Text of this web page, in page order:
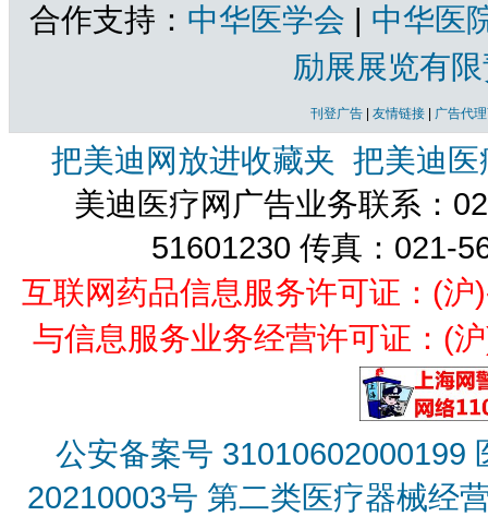
合作支持： 中华医学会 | 中华医
励展展览有
刊登广告 友情链接 广告代
把美迪网放进收藏夹 把美迪
美迪医疗网广告业务联系：
51601230 传真：021-
互联网药品信息服务许可证：(
与信息服务业务经营许可证：(
公安备案号 31010602000199
20210003号 第二类医疗器械经